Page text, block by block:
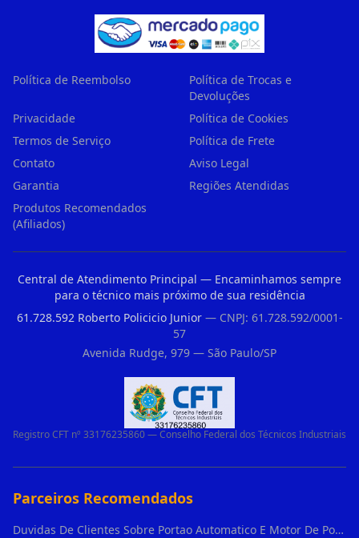
Política de Reembolso
Política de Trocas e
Devoluções
Privacidade
Política de Cookies
Termos de Serviço
Política de Frete
Contato
Aviso Legal
Garantia
Regiões Atendidas
Produtos Recomendados
(Afiliados)
Central de Atendimento Principal — Encaminhamos sempre
para o técnico mais próximo de sua residência
61.728.592 Roberto Policicio Junior— CNPJ: 61.728.592/0001-
57
Avenida Rudge, 979 — São Paulo/SP
Registro CFT nº 33176235860 — Conselho Federal dos Técnicos Industriais
Parceiros Recomendados
Duvidas De Clientes Sobre Portao Automatico E Motor De Portao Motor De Portao Suspenso